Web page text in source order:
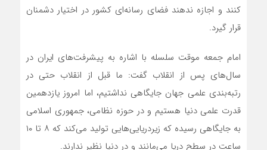
کنند و اجازه ندهند فضای رسانه‌ای کشور در اختیار دشمنان
قرار گیرد.
امام جمعه موقت سلسله با اشاره به پیشرفت‌های ایران در
سال‌های پس از انقلاب گفت: ما قبل از انقلاب حتی در
رتبه‌بندی علمی جهان جایگاهی نداشتیم، اما امروز یازدهمین
قدرت علمی دنیا هستیم و در حوزه نظامی، جمهوری اسلامی
به جایگاهی رسیده که زیردریایی‌هایی تولید می‌کند که ۸ تا ۱۰
ساعت در سطح دریا می‌مانند و در دنیا نظیر ندارند.